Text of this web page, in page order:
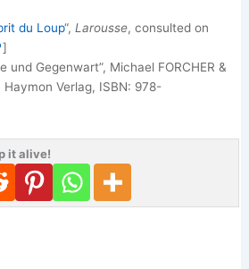
du Loup“,Larousse, consulted on
]
und Gegenwart”, Michael FORCHER &
Haymon Verlag, ISBN: 978-
it alive!